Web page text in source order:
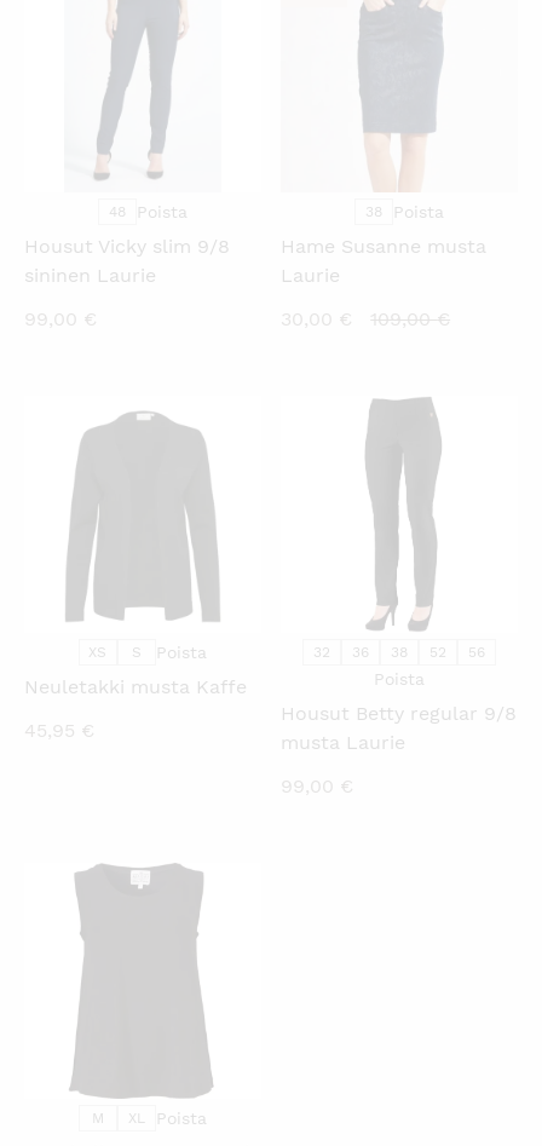
48 Poista
Housut Vicky slim 9/8
sininen Laurie
99,00 €
38 Poista
Hame Susanne musta
Laurie
30,00 €
Nykyinen
30,00 €.
109,00€
KATSO PIKANÄKYMÄ
XS S Poista
Neuletakki musta Kaffe
45,95 €
KATSO PIKANÄKYMÄ
32 36 38 52 56
Poista
Housut Betty regular 9/8
musta Laurie
99,00 €
KATSO PIKANÄKYMÄ
M XL Poista